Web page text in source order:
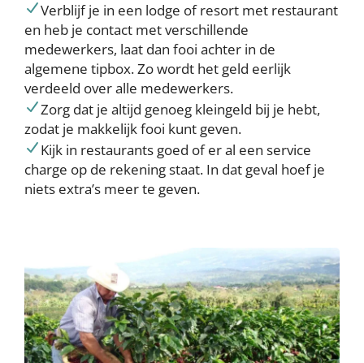
Verblijf je in een lodge of resort met restaurant
en heb je contact met verschillende
medewerkers, laat dan fooi achter in de
algemene tipbox. Zo wordt het geld eerlijk
verdeeld over alle medewerkers.
Zorg dat je altijd genoeg kleingeld bij je hebt,
zodat je makkelijk fooi kunt geven.
Kijk in restaurants goed of er al een service
charge op de rekening staat. In dat geval hoef je
niets extra’s meer te geven.